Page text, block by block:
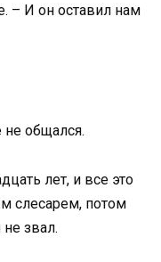
– И он оставил нам
общался.
лет, и все это
слесарем, потом
звал.